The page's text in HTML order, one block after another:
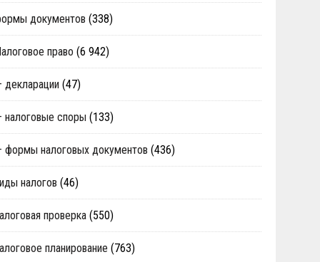
документов (338)
право (6 942)
декларации (47)
налоговые споры (133)
формы налоговых документов (436)
налогов (46)
проверка (550)
планирование (763)